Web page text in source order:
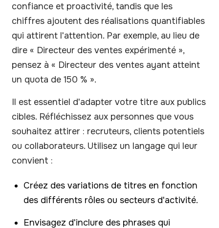
confiance et proactivité, tandis que les
chiffres ajoutent des réalisations quantifiables
qui attirent l'attention. Par exemple, au lieu de
dire « Directeur des ventes expérimenté »,
pensez à « Directeur des ventes ayant atteint
un quota de 150 % ».
Il est essentiel d'adapter votre titre aux publics
cibles. Réfléchissez aux personnes que vous
souhaitez attirer : recruteurs, clients potentiels
ou collaborateurs. Utilisez un langage qui leur
convient :
Créez des variations de titres en fonction
des différents rôles ou secteurs d'activité.
Envisagez d'inclure des phrases qui